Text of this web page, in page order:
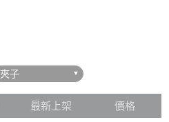
夾子
最新上架 價格